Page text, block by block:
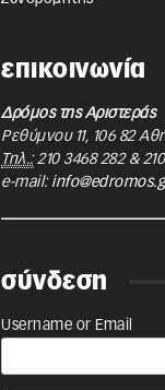
επικοινωνία
Δρόμος της Αριστεράς
Ρεθύμνου 11, 106 82
Τηλ.: 210 3468 282&
e-mail:
σύνδεση
Username or Email